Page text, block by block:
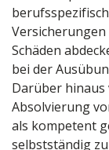
Schäden
bei der
Darüber hinaus
Absolvierung
als kompetent
selbstständig